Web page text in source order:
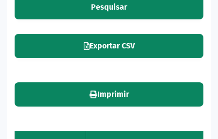
Pesquisar
Exportar CSV
Imprimir